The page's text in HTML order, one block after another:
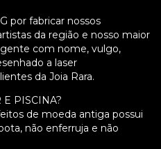
por fabricar nossos
da região e nosso maior
com nome, vulgo,
a laser
da Joia Rara.
E PISCINA?
de moeda antiga possui
não enferruja e não